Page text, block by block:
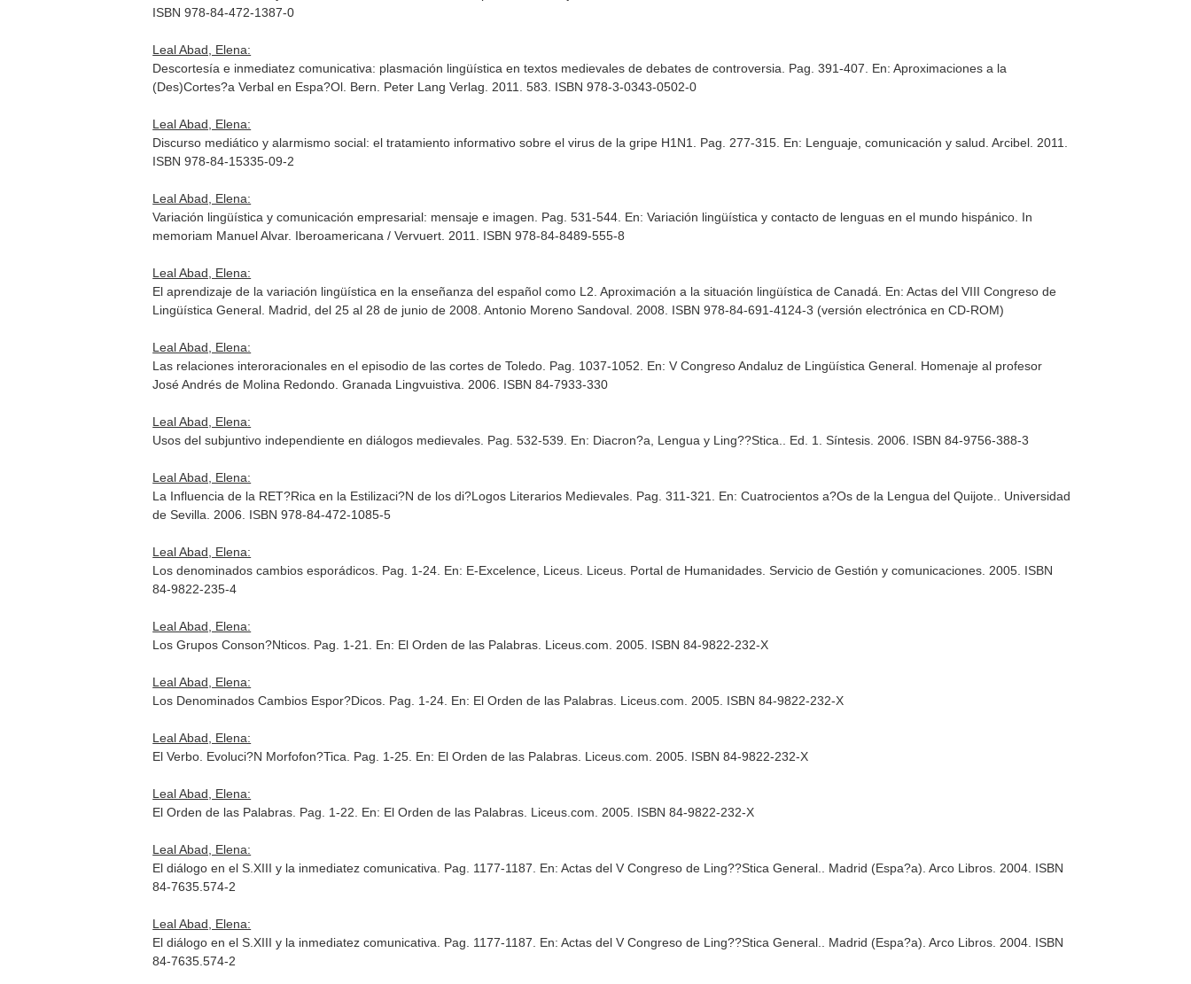
ISBN 978-84-472-1387-0
Leal Abad, Elena:
Descortesía e inmediatez comunicativa: plasmación lingüística en textos medievales de debates de controversia. Pag. 391-407. En: Aproximaciones a la
(Des)Cortes?a Verbal en Espa?Ol . Bern. Peter Lang Verlag. 2011. 583. ISBN 978-3-0343-0502-0
Leal Abad, Elena:
Discurso mediático y alarmismo social: el tratamiento informativo sobre el virus de la gripe H1N1. Pag. 277-315. En: Lenguaje, comunicación y salud . Arcibel. 2011.
ISBN 978-84-15335-09-2
Leal Abad, Elena:
Variación lingüística y comunicación empresarial: mensaje e imagen. Pag. 531-544. En: Variación lingüística y contacto de lenguas en el mundo hispánico. In
memoriam Manuel Alvar. Iberoamericana / Vervuert. 2011. ISBN 978-84-8489-555-8
Leal Abad, Elena:
El aprendizaje de la variación lingüística en la enseñanza del español como L2. Aproximación a la situación lingüística de Canadá. En: Actas del VIII Congreso de
Lingüística General. Madrid, del 25 al 28 de junio de 2008 . Antonio Moreno Sandoval. 2008. ISBN 978-84-691-4124-3 (versión electrónica en CD-ROM)
Leal Abad, Elena:
Las relaciones interoracionales en el episodio de las cortes de Toledo. Pag. 1037-1052. En: V Congreso Andaluz de Lingüística General. Homenaje al profesor
José Andrés de Molina Redondo . Granada Lingvuistiva. 2006. ISBN 84-7933-330
Leal Abad, Elena:
Usos del subjuntivo independiente en diálogos medievales. Pag. 532-539. En: Diacron?a, Lengua y Ling??Stica. . Ed. 1. Síntesis. 2006. ISBN 84-9756-388-3
Leal Abad, Elena:
La Influencia de la RET?Rica en la Estilizaci?N de los di?Logos Literarios Medievales. Pag. 311-321. En: Cuatrocientos a?Os de la Lengua del Quijote.
. Universidad
de Sevilla. 2006. ISBN 978-84-472-1085-5
Leal Abad, Elena:
Los denominados cambios esporádicos. Pag. 1-24. En: E-Excelence, Liceus . Liceus. Portal de Humanidades. Servicio de Gestión y comunicaciones. 2005. ISBN
84-9822-235-4
Leal Abad, Elena:
Los Grupos Conson?Nticos. Pag. 1-21. En: El Orden de las Palabras . Liceus.com. 2005. ISBN 84-9822-232-X
Leal Abad, Elena:
Los Denominados Cambios Espor?Dicos. Pag. 1-24. En: El Orden de las Palabras . Liceus.com. 2005. ISBN 84-9822-232-X
Leal Abad, Elena:
El Verbo. Evoluci?N Morfofon?Tica. Pag. 1-25. En: El Orden de las Palabras . Liceus.com. 2005. ISBN 84-9822-232-X
Leal Abad, Elena:
El Orden de las Palabras. Pag. 1-22. En: El Orden de las Palabras . Liceus.com. 2005. ISBN 84-9822-232-X
Leal Abad, Elena:
El diálogo en el S.XIII y la inmediatez comunicativa. Pag. 1177-1187. En: Actas del V Congreso de Ling??Stica General.
. Madrid (Espa?a). Arco Libros. 2004. ISBN
84-7635.574-2
Leal Abad, Elena:
El diálogo en el S.XIII y la inmediatez comunicativa. Pag. 1177-1187. En: Actas del V Congreso de Ling??Stica General.
. Madrid (Espa?a). Arco Libros. 2004. ISBN
84-7635.574-2